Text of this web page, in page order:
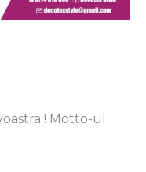
! Motto-ul